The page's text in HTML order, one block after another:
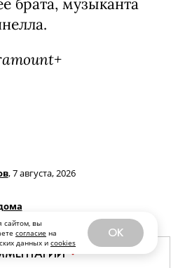
сайтом, вы
согласие на
данных и cookies
OK
Ударь меня
Концертный тур в